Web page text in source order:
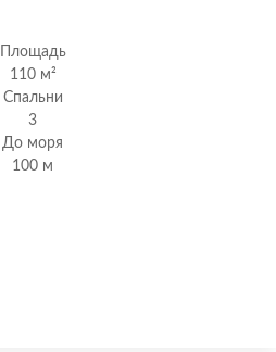
Площадь
110 м²
Спальни
3
До моря
100 м